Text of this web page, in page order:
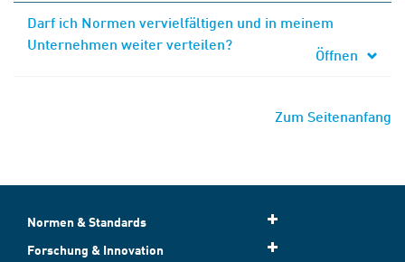
Darf ich Normen vervielfältigen und in meinem
Unternehmen weiter verteilen?
Öffnen
Zum Seitenanfang
Normen & Standards
Forschung & Innovation